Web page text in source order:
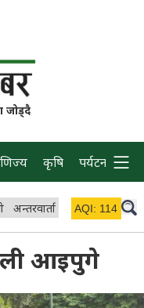
जोड्दै
कृषि पर्यटन प्रवास
अन्तरवार्ता विचार/ब्लग
AQI: 114
आइपुगे